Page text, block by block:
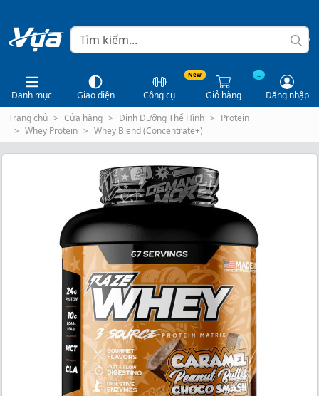
Danh mục Giao diện
New
Công cụ
...
Giỏ hàng
Đăng nhập
Trang chủ
Cửa hàng Dinh Dưỡng Thể Hình
Protein
Whey Protein
Whey Blend (Concentrate+)